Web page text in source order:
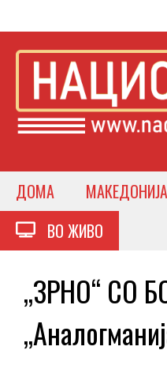
ДОМА МАКЕДОНИЈА
ВО ЖИВО
„ЗРНО“ СО